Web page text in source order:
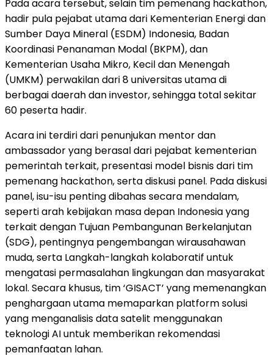
Pada acara tersebut, selain tim pemenang hackathon,
hadir pula pejabat utama dari Kementerian Energi dan
Sumber Daya Mineral (ESDM) Indonesia, Badan
Koordinasi Penanaman Modal (BKPM), dan
Kementerian Usaha Mikro, Kecil dan Menengah
(UMKM) perwakilan dari 8 universitas utama di
berbagai daerah dan investor, sehingga total sekitar
60 peserta hadir.
Acara ini terdiri dari penunjukan mentor dan
ambassador yang berasal dari pejabat kementerian
pemerintah terkait, presentasi model bisnis dari tim
pemenang hackathon, serta diskusi panel. Pada diskusi
panel, isu-isu penting dibahas secara mendalam,
seperti arah kebijakan masa depan Indonesia yang
terkait dengan Tujuan Pembangunan Berkelanjutan
(SDG), pentingnya pengembangan wirausahawan
muda, serta Langkah-langkah kolaboratif untuk
mengatasi permasalahan lingkungan dan masyarakat
lokal. Secara khusus, tim ‘GISACT’ yang memenangkan
penghargaan utama memaparkan platform solusi
yang menganalisis data satelit menggunakan
teknologi AI untuk memberikan rekomendasi
pemanfaatan lahan.